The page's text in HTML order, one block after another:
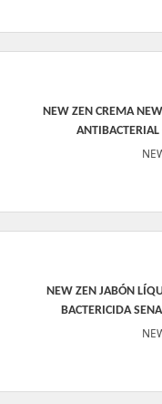
NEW ZEN CREMA
NEW ZEN JABÓN
BACTERICIDA